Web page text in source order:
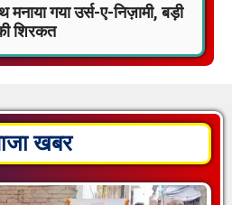
गया उर्स-ए-निज़ामी, बड़ी
शिरकत
खबर